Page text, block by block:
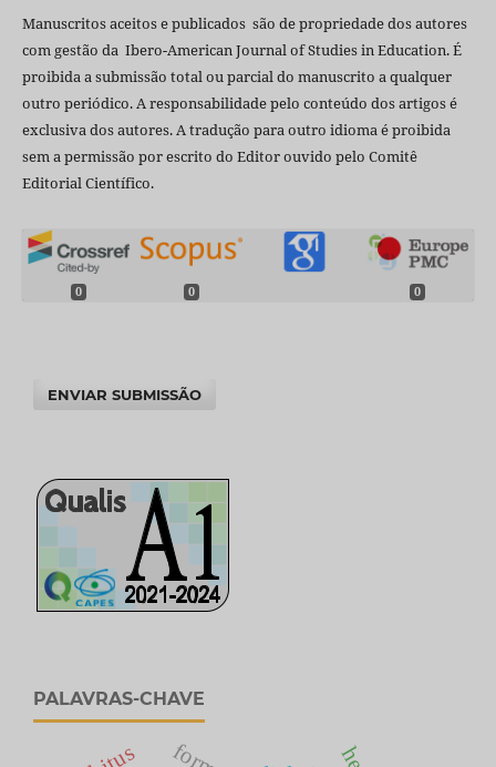
Manuscritos aceitos e publicados são de propriedade dos autores
com gestão da Ibero-American Journal of Studies in Education. É
proibida a submissão total ou parcial do manuscrito a qualquer
outro periódico. A responsabilidade pelo conteúdo dos artigos é
exclusiva dos autores. A tradução para outro idioma é proibida
sem a permissão por escrito do Editor ouvido pelo Comitê
Editorial Científico.
0 0 0
ENVIAR SUBMISSÃO
PALAVRAS-CHAVE